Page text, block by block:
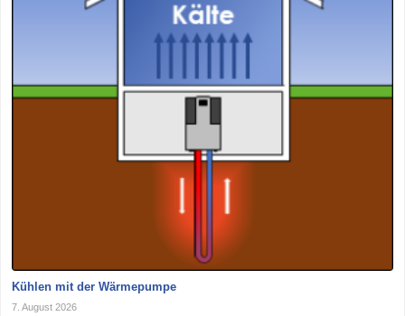
Kühlen mit der Wärmepumpe
7. August 2026